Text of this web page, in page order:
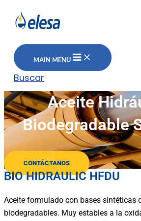
MAIN MENU
Buscar
Aceite
Biodegradable
CONTÁCTANOS
BIO HIDRAULIC HFDU
Aceite formulado con bases sintéticas
biodegradables. Muy estables a la